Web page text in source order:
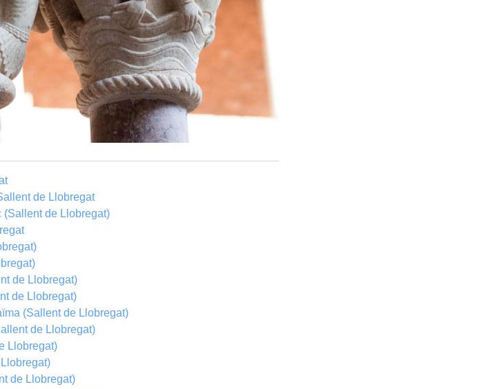
de Llobregat
de Llobregat)
de Llobregat)
de Llobregat)
(Sallent de Llobregat)
de Llobregat)
Llobregat)
de Llobregat)